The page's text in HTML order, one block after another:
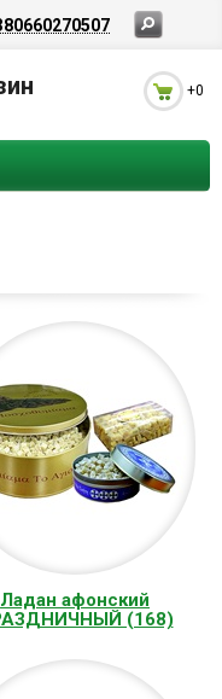
+0
Ладан афонский
(168)